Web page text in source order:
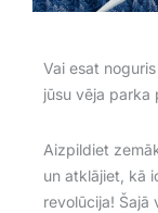
Vai esat
jūsu vēja parka
Aizpildiet
un atklājiet, kā
revolūcija! Šajā